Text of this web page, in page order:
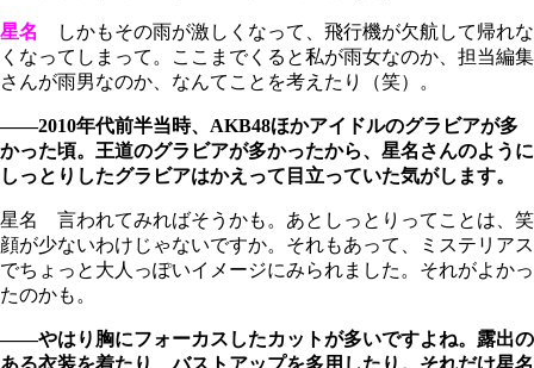
星名
しかもその雨が激しくなって、飛行機が欠航して帰れな
くなってしまって。ここまでくると私が雨女なのか、担当編集
さんが雨男なのか、なんてことを考えたり（笑）。
――2010年代前半当時、AKB48ほかアイドルのグラビアが多
かった頃。王道のグラビアが多かったから、星名さんのように
しっとりしたグラビアはかえって目立っていた気がします。
星名 言われてみればそうかも。あとしっとりってことは、笑
顔が少ないわけじゃないですか。それもあって、ミステリアス
でちょっと大人っぽいイメージにみられました。それがよかっ
たのかも。
――やはり胸にフォーカスしたカットが多いですよね。露出の
ある衣装を着たり、バストアップを多用したり。それだけ星名